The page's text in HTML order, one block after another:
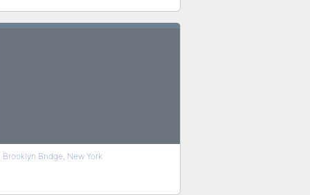
Brooklyn Bridge, New York